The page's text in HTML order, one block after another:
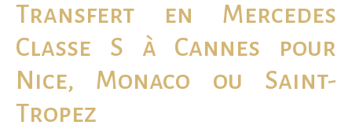
Transfert en Mercedes
Classe S à Cannes pour
Nice, Monaco ou Saint-
Tropez